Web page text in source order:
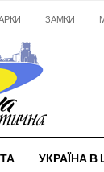
ЗАМКИ
УКРАЇНА